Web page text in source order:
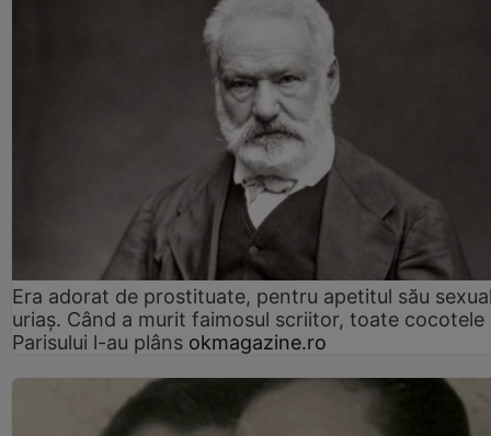
Era adorat de prostituate, pentru apetitul său
uriaș. Când a murit faimosul scriitor, toate cocotele
Parisului l-au plâns okmagazine.ro